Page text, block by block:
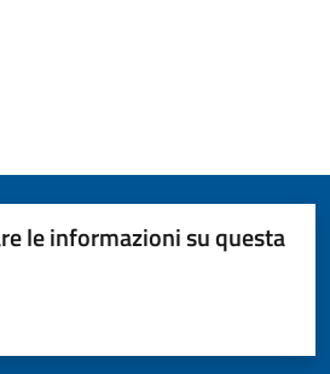
le informazioni su questa
stelle su 5
su 5
5